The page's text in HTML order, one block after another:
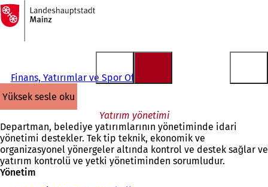
İçeriğe atla
Ana
sayfaya
Finans, Yatırımlar ve Spor Ofisi
yüksek sesle oku
Yatırım yönetimi
Departman, belediye yatırımlarının yönetiminde idari
yönetimi destekler. Tek tip teknik, ekonomik ve
organizasyonel yönergeler altında kontrol ve destek sağlar ve
yatırım kontrolü ve yetki yönetiminden sorumludur.
Yönetim